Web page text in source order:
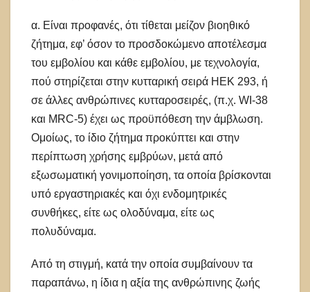
α. Είναι προφανές, ότι τίθεται μείζον βιοηθικό
ζήτημα, εφ’ όσον το προσδοκώμενο αποτέλεσμα
του εμβολίου και κάθε εμβολίου, με τεχνολογία,
πού στηρίζεται στην κυτταρική σειρά HEK 293, ή
σε άλλες ανθρώπινες κυτταροσειρές, (π.χ. WI-38
και MRC-5) έχει ως προϋπόθεση την άμβλωση.
Ομοίως, το ίδιο ζήτημα προκύπτει και στην
περίπτωση χρήσης εμβρύων, μετά από
εξωσωματική γονιμοποίηση, τα οποία βρίσκονται
υπό εργαστηριακές και όχι ενδομητρικές
συνθήκες, είτε ως ολοδύναμα, είτε ως
πολυδύναμα.
Από τη στιγμή, κατά την οποία συμβαίνουν τα
παραπάνω, η ίδια η αξία της ανθρώπινης ζωής